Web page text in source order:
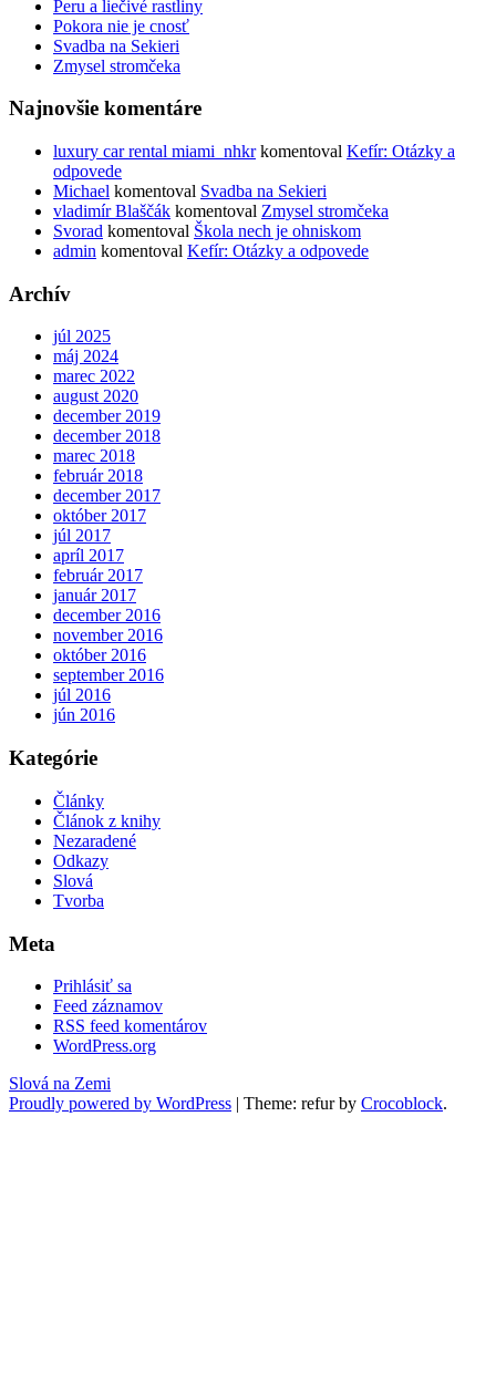
Peru a liečivé rastliny
Pokora nie je cnosť
Svadba na Sekieri
Zmysel stromčeka
Najnovšie komentáre
luxury car rental miami_nhkrkomentoval Kefír: Otázky a
odpovede
Michael komentoval Svadba na Sekieri
vladimír Blaščák komentoval Zmysel stromčeka
Svorad komentoval Škola nech je ohniskom
admin komentoval Kefír: Otázky a odpovede
Archív
júl 2025
máj 2024
marec 2022
august 2020
december 2019
december 2018
marec 2018
február 2018
december 2017
október 2017
júl 2017
apríl 2017
február 2017
január 2017
december 2016
november 2016
október 2016
september 2016
júl 2016
jún 2016
Kategórie
Články
Článok z knihy
Nezaradené
Odkazy
Slová
Tvorba
Meta
Prihlásiť sa
Feed záznamov
RSS feed komentárov
WordPress.org
Slová na Zemi
Proudly powered by WordPress | Theme: refur by Crocoblock.